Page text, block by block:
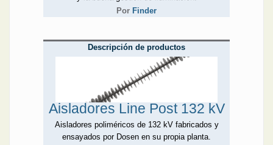
Por Finder
Descripción de productos
Aisladores Line Post 132 kV
Aisladores poliméricos de 132 kV fabricados y
ensayados por Dosen en su propia planta.